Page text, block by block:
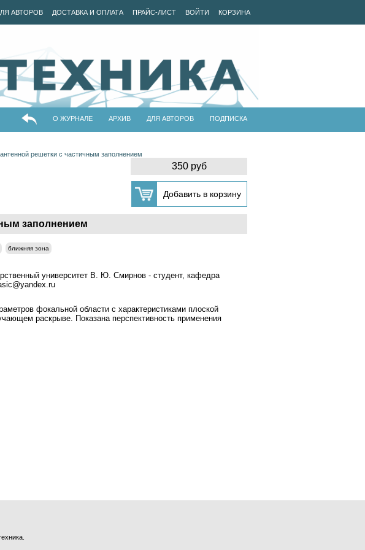
АВТОРОВ ДОСТАВКА И ОПЛАТА ПРАЙС-ЛИСТ ВОЙТИ КОРЗИНА
О ЖУРНАЛЕ АРХИВ ДЛЯ АВТОРОВ ПОДПИСКА
решетки с частичным заполнением
350 руб
заполнением
ближняя зона
университет В. Ю. Смирнов - студент, кафедра
фокальной области с характеристиками плоской
раскрыве. Показана перспективность применения